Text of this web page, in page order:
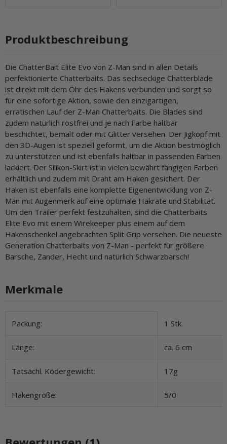
Produktbeschreibung
Die ChatterBait Elite Evo von Z-Man sind in allen Details
perfektionierte Chatterbaits. Das sechseckige Chatterblade
ist direkt mit dem Öhr des Hakens verbunden und sorgt so
für eine sofortige Aktion, sowie den einzigartigen,
erratischen Lauf der Z-Man Chatterbaits. Die Blades sind
zudem natürlich rostfrei und je nach Farbe haltbar
beschichtet, bemalt oder mit Glitter versehen. Der Jigkopf mit
den 3D-Augen ist speziell geformt, um die Aktion bestmöglich
zu unterstützen und ist ebenfalls haltbar in passenden Farben
lackiert. Der Silikon-Skirt ist in vielen bewährt fängigen Farben
erhältlich und zudem mit Draht am Haken gesichert. Der
Haken ist ebenfalls eine komplette Eigenentwicklung von Z-
Man mit Augenmerk auf eine optimale Hakrate und Stabilität.
Um den Trailer perfekt festzuhalten, sind die Chatterbaits
Elite Evo mit einem Wirekeeper plus einem auf dem
Hakenschenkel angebrachten Split Grip versehen. Die neueste
Generation Chatterbaits von Z-Man - perfekt für größere
Barsche, Zander, Hecht und natürlich Schwarzbarsch!
Merkmale
Produkteigenschaft
Wert
Packung: 1 Stk.
Länge: ca. 6 cm
Tatsächl. Ködergewicht: 17g
Hakengröße: 5/0